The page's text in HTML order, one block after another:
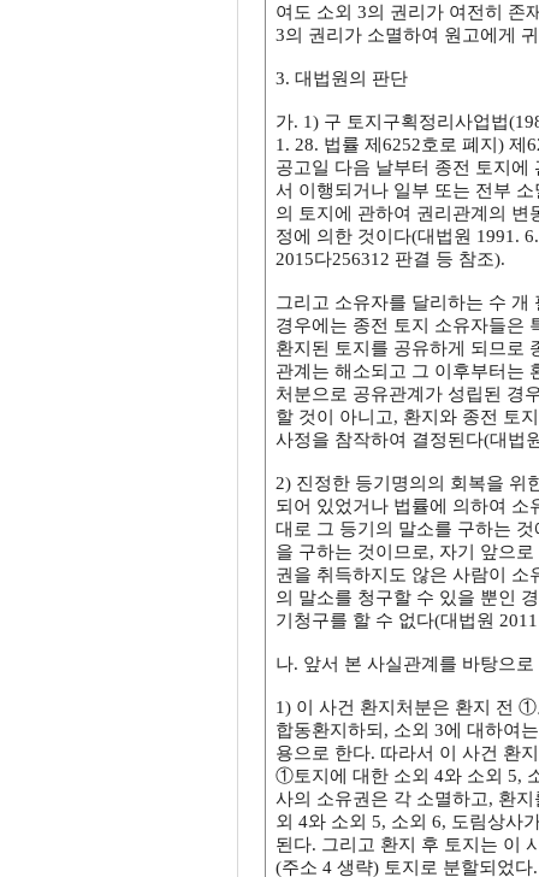
여도 소외 3의 권리가 여전히 존
3의 권리가 소멸하여 원고에게
3. 대법원의 판단
가. 1) 구 토지구획정리사업법
1. 28. 법률 제6252호로 폐지) 제
공고일 다음 날부터 종전 토지에
서 이행되거나 일부 또는 전부
의 토지에 관하여 권리관계의 변
정에 의한 것이다(대법원 1991.
2015다256312 판결 등 참조).
그리고 소유자를 달리하는 수
경우에는 종전 토지 소유자들은
환지된 토지를 공유하게 되므로
관계는 해소되고 그 이후부터는
처분으로 공유관계가 성립된 경
할 것이 아니고, 환지와 종전 토
사정을 참작하여 결정된다(대법
2) 진정한 등기명의의 회복을 위
되어 있었거나 법률에 의하여 소
대로 그 등기의 말소를 구하는
을 구하는 것이므로, 자기 앞으
권을 취득하지도 않은 사람이 소
의 말소를 청구할 수 있을 뿐인
기청구를 할 수 없다(대법원
나. 앞서 본 사실관계를 바탕으
1) 이 사건 환지처분은 환지 전
합동환지하되, 소외 3에 대하여
용으로 한다. 따라서 이 사건 환
①토지에 대한 소외 4와 소외 5,
사의 소유권은 각 소멸하고, 환
외 4와 소외 5, 소외 6, 도림상사
된다. 그리고 환지 후 토지는 이
(주소 4 생략) 토지로 분할되었